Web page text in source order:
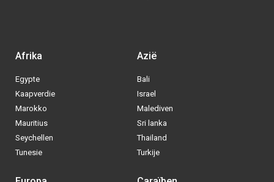
Afrika
Egypte
Kaapverdie
Marokko
Mauritius
Seychellen
Tunesie
Azië
Bali
Israel
Malediven
Sri lanka
Thailand
Turkije